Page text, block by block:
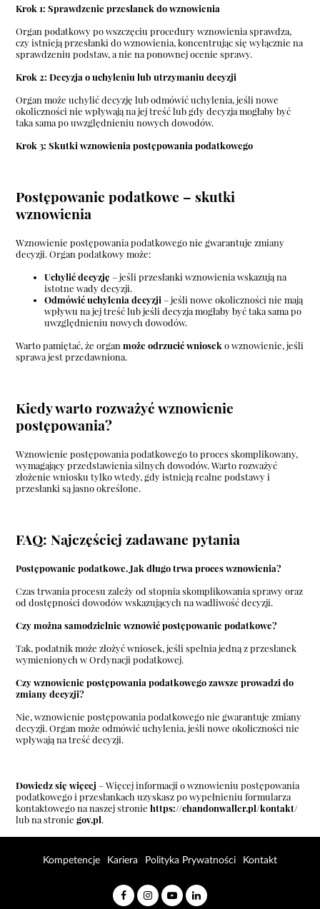
Krok 1: Sprawdzenie przesłanek do wznowienia
Organ podatkowy po wszczęciu procedury wznowienia sprawdza,
czy istnieją przesłanki do wznowienia, koncentrując się wyłącznie na
sprawdzeniu podstaw, a nie na ponownej ocenie sprawy.
Krok 2: Decyzja o uchyleniu lub utrzymaniu decyzji
Organ może uchylić decyzję lub odmówić uchylenia, jeśli nowe
okoliczności nie wpływają na jej treść lub gdy decyzja mogłaby być
taka sama po uwzględnieniu nowych dowodów.
Krok 3: Skutki wznowienia postępowania podatkowego
Postępowanie podatkowe – skutki
wznowienia
Wznowienie postępowania podatkowego nie gwarantuje zmiany
decyzji. Organ podatkowy może:
Uchylić decyzję – jeśli przesłanki wznowienia wskazują na
istotne wady decyzji.
Odmówić uchylenia decyzji– jeśli nowe okoliczności nie mają
wpływu na jej treść lub jeśli decyzja mogłaby być taka sama po
uwzględnieniu nowych dowodów.
Warto pamiętać, że organmoże odrzucić wnioseko wznowienie, jeśli
sprawa jest przedawniona.
Kiedy warto rozważyć wznowienie
postępowania?
Wznowienie postępowania podatkowego to proces skomplikowany,
wymagający przedstawienia silnych dowodów. Warto rozważyć
złożenie wniosku tylko wtedy, gdy istnieją realne podstawy i
przesłanki są jasno określone.
FAQ: Najczęściej zadawane pytania
Postępowanie podatkowe. Jak długo trwa proces wznowienia?
Czas trwania procesu zależy od stopnia skomplikowania sprawy oraz
od dostępności dowodów wskazujących na wadliwość decyzji.
Czy można samodzielnie wznowić postępowanie podatkowe?
Tak, podatnik może złożyć wniosek, jeśli spełnia jedną z przesłanek
wymienionych w Ordynacji podatkowej.
Czy wznowienie postępowania podatkowego zawsze prowadzi do
zmiany decyzji?
Nie, wznowienie postępowania podatkowego nie gwarantuje zmiany
decyzji. Organ może odmówić uchylenia, jeśli nowe okoliczności nie
wpływają na treść decyzji.
Dowiedz się więcej – Więcej informacji o wznowieniu postępowania
podatkowego i przesłankach uzyskasz po wypełnieniu formularza
kontaktowego na naszej stronie https://chandonwaller.pl/kontakt/
lub na stronie gov.pl.
Kompetencje Kariera Polityka Prywatności Kontakt